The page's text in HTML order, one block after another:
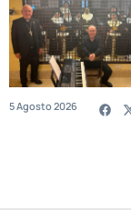
5 Agosto 2026